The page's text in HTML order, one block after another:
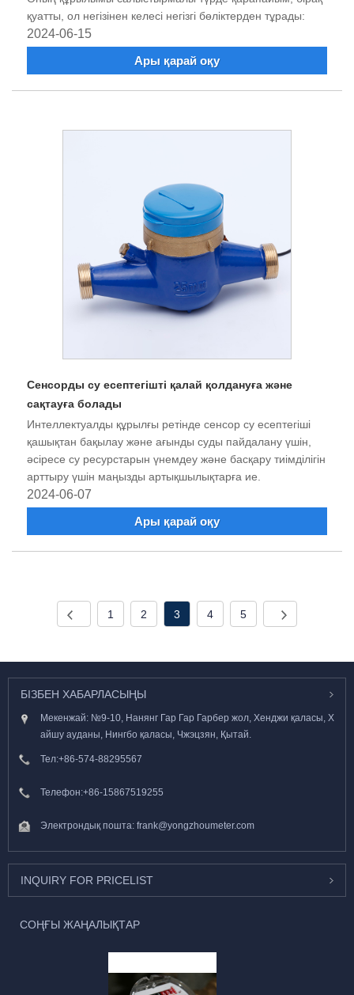
қуатты, ол негізінен келесі негізгі бөліктерден тұрады:
2024-06-15
Ары қарай оқу
Сенсорды су есептегішті қалай қолдануға және
сақтауға болады
Интеллектуалды құрылғы ретінде сенсор су есептегіші
қашықтан бақылау және ағынды суды пайдалану үшін,
әсіресе су ресурстарын үнемдеу және басқару тиімділігін
арттыру үшін маңызды артықшылықтарға ие.
2024-06-07
Ары қарай оқу
1 2 3 4 5
БІЗБЕН ХАБАРЛАСЫҢЫ
Мекенжай: №9-10, Нанянг Гар Гар Гарбер жол, Хенджи қаласы, Х
айшу ауданы, Нингбо қаласы, Чжэцзян, Қытай.
Тел:+86-574-88295567
Телефон:+86-15867519255
Электрондық пошта: frank@yongzhoumeter.com
INQUIRY FOR PRICELIST
СОҢҒЫ ЖАҢАЛЫҚТАР